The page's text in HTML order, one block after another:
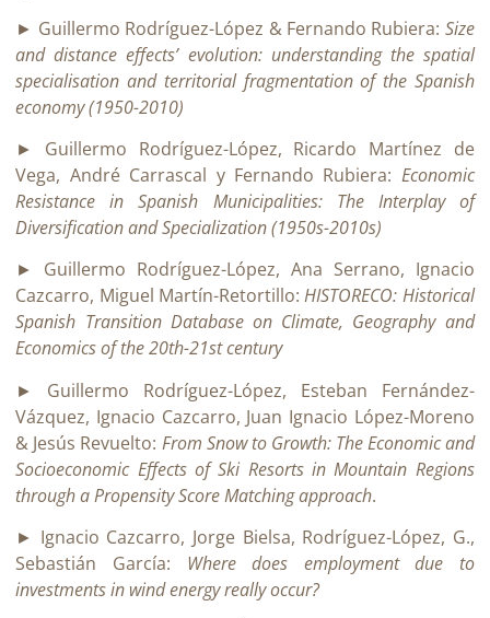
► Guillermo Rodríguez-López & Fernando Rubiera: Size
and distance effects’ evolution: understanding the spatial
specialisation and territorial fragmentation of the Spanish
economy (1950-2010)
► Guillermo Rodríguez-López, Ricardo Martínez de
Vega, André Carrascal y Fernando Rubiera: Economic
Resistance in Spanish Municipalities: The Interplay of
Diversification and Specialization (1950s-2010s)
► Guillermo Rodríguez-López, Ana Serrano, Ignacio
Cazcarro, Miguel Martín-Retortillo:HISTORECO: Historical
Spanish Transition Database on Climate, Geography and
Economics of the 20th-21st century
► Guillermo Rodríguez-López, Esteban Fernández-
Vázquez, Ignacio Cazcarro, Juan Ignacio López-Moreno
& Jesús Revuelto: From Snow to Growth: The Economic and
Socioeconomic Effects of Ski Resorts in Mountain Regions
through a Propensity Score Matching approach.
► Ignacio Cazcarro, Jorge Bielsa, Rodríguez-López, G.,
Sebastián García: Where does employment due to
investments in wind energy really occur?